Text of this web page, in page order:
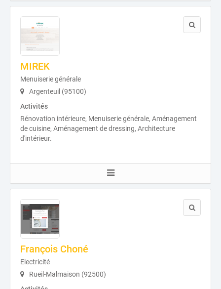
MIREK
Menuiserie générale
Argenteuil (95100)
Activités
Rénovation intérieure, Menuiserie générale, Aménagement
de cuisine, Aménagement de dressing, Architecture
d'intérieur.
François Choné
Electricité
Rueil-Malmaison (92500)